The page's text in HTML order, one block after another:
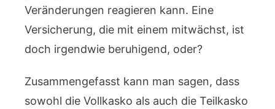
Veränderungen reagieren kann. Eine
Versicherung, die mit einem mitwächst, ist
doch irgendwie beruhigend, oder?
Zusammengefasst kann man sagen, dass
sowohl die Vollkasko als auch die Teilkasko